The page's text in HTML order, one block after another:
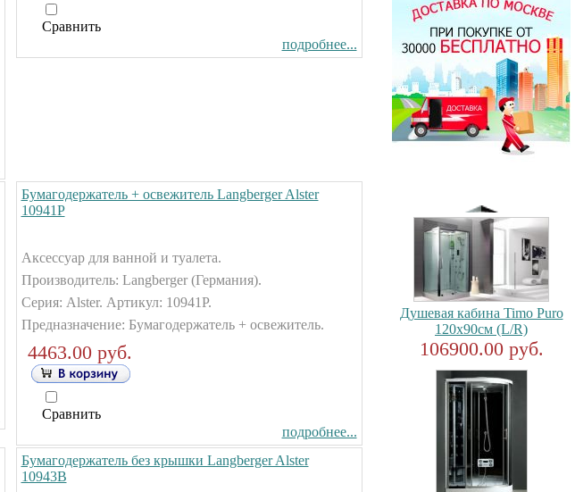
Сравнить
подробнее...
Бумагодержатель + освежитель Langberger Alster
10941Р
Аксессуар для ванной и туалета.
Производитель: Langberger (Германия).
Серия: Alster. Артикул: 10941Р.
Предназначение: Бумагодержатель + освежитель.
4463.00 руб.
Сравнить
подробнее...
Бумагодержатель без крышки Langberger Alster
10943В
Душевая кабина Timo Puro
120x90см (L/R)
106900.00 руб.